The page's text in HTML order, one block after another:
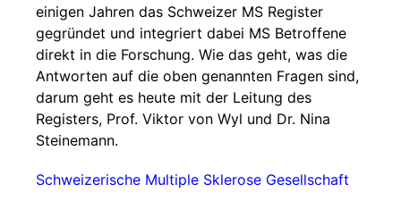
einigen Jahren das Schweizer MS Register
gegründet und integriert dabei MS Betroffene
direkt in die Forschung. Wie das geht, was die
Antworten auf die oben genannten Fragen sind,
darum geht es heute mit der Leitung des
Registers, Prof. Viktor von Wyl und Dr. Nina
Steinemann.
Schweizerische Multiple Sklerose Gesellschaft